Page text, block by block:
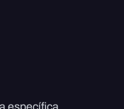
específica